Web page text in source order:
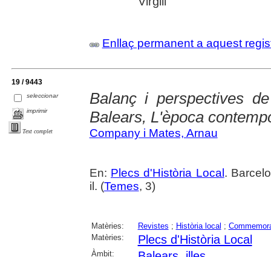
Enllaç permanent a aquest
19 / 9443
seleccionar
imprimir
Text complet
Balanç i perspectives
Balears, L'època
Company i Mates, Arnau
En: Plecs d'Història Local .
il. (Temes, 3)
Matèries: Revistes ; Història local ;
Matèries:
Plecs d'Història Local
Àmbit: